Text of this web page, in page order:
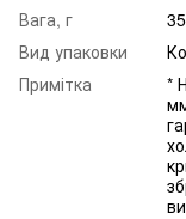
Вага, г
35
Вид упаковки
Примітка
*